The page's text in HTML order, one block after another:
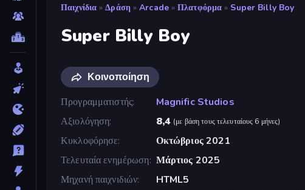
Παιχνίδια » Δράση » Arcade » Πλατφόρμα » Super Billy Boy
Super Billy Boy
Κοινοποίηση
Προγραμματιστής
Magnific Studios
Αξιολόγηση
8,4 (με βάση τους τελευταίους 6 μήνες)
Κυκλοφόρησε
Οκτώβριος 2021
Τελευταία ενημέρωση Μάρτιος 2025
Μηχανή παιχνιδιών
HTML5